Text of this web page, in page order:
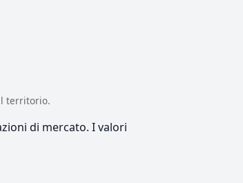
territorio.
di mercato. I valori